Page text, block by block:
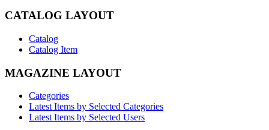
CATALOG LAYOUT
Catalog
Catalog Item
MAGAZINE LAYOUT
Categories
Latest Items by Selected Categories
Latest Items by Selected Users